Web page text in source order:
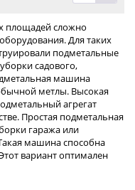
площадей сложно
Для таких
подметальные
садового,
машина
метлы. Высокая
агрегат
Простая подметальная
гаража или
машина способна
вариант оптимален